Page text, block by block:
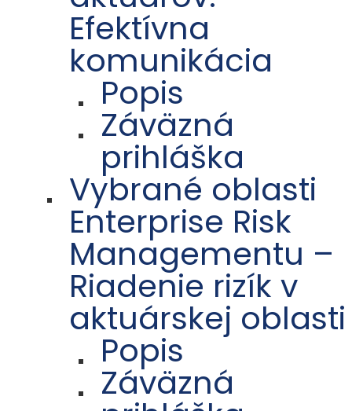
Efektívna
komunikácia
Popis
Záväzná
prihláška
Vybrané oblasti
Enterprise Risk
Managementu –
Riadenie rizík v
aktuárskej oblasti
Popis
Záväzná